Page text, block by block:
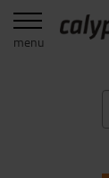
menu